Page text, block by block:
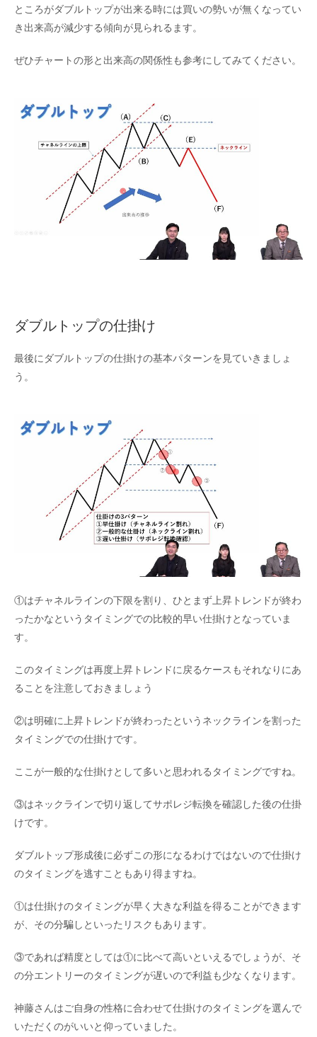
ところがダブルトップが出来る時には買いの勢いが無くなってい
き出来高が減少する傾向が見られるます。
ぜひチャートの形と出来高の関係性も参考にしてみてください。
ダブルトップの仕掛け
最後にダブルトップの仕掛けの基本パターンを見ていきましょ
う。
①はチャネルラインの下限を割り、ひとまず上昇トレンドが終わ
ったかなというタイミングでの比較的早い仕掛けとなっていま
す。
このタイミングは再度上昇トレンドに戻るケースもそれなりにあ
ることを注意しておきましょう
②は明確に上昇トレンドが終わったというネックラインを割った
タイミングでの仕掛けです。
ここが一般的な仕掛けとして多いと思われるタイミングですね。
③はネックラインで切り返してサポレジ転換を確認した後の仕掛
けです。
ダブルトップ形成後に必ずこの形になるわけではないので仕掛け
のタイミングを逃すこともあり得ますね。
①は仕掛けのタイミングが早く大きな利益を得ることができます
が、その分騙しといったリスクもあります。
③であれば精度としては①に比べて高いといえるでしょうが、そ
の分エントリーのタイミングが遅いので利益も少なくなります。
神藤さんはご自身の性格に合わせて仕掛けのタイミングを選んで
いただくのがいいと仰っていました。